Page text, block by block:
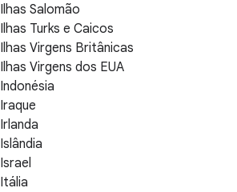
Ilhas Salomão
Ilhas Turks e Caicos
Ilhas Virgens Britânicas
Ilhas Virgens dos EUA
Indonésia
Iraque
Irlanda
Islândia
Israel
Itália